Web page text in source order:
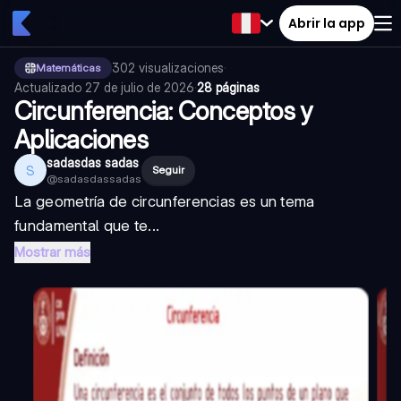
Abrir la app
Matemáticas 302 visualizaciones·
Actualizado 27 de julio de 2026·28 páginas
Circunferencia: Conceptos y
Aplicaciones
S sadasdas sadas
@sadasdassadas
Seguir
La geometría de circunferencias es un tema
fundamental que te...
Mostrar más